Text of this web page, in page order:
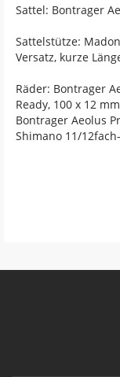
Sattel: Bontrager
Sattelstütze:
Versatz, kurze
Räder: Bontrager
Ready, 100 x 12
Bontrager Aeolus
Shimano 11/